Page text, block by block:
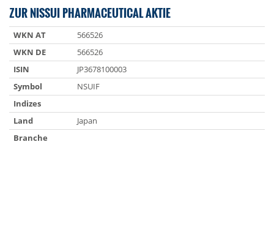
ZUR NISSUI PHARMACEUTICAL AKTIE
WKN AT
566526
WKN DE
566526
ISIN
JP3678100003
Symbol
NSUIF
Indizes
Land
Japan
Branche